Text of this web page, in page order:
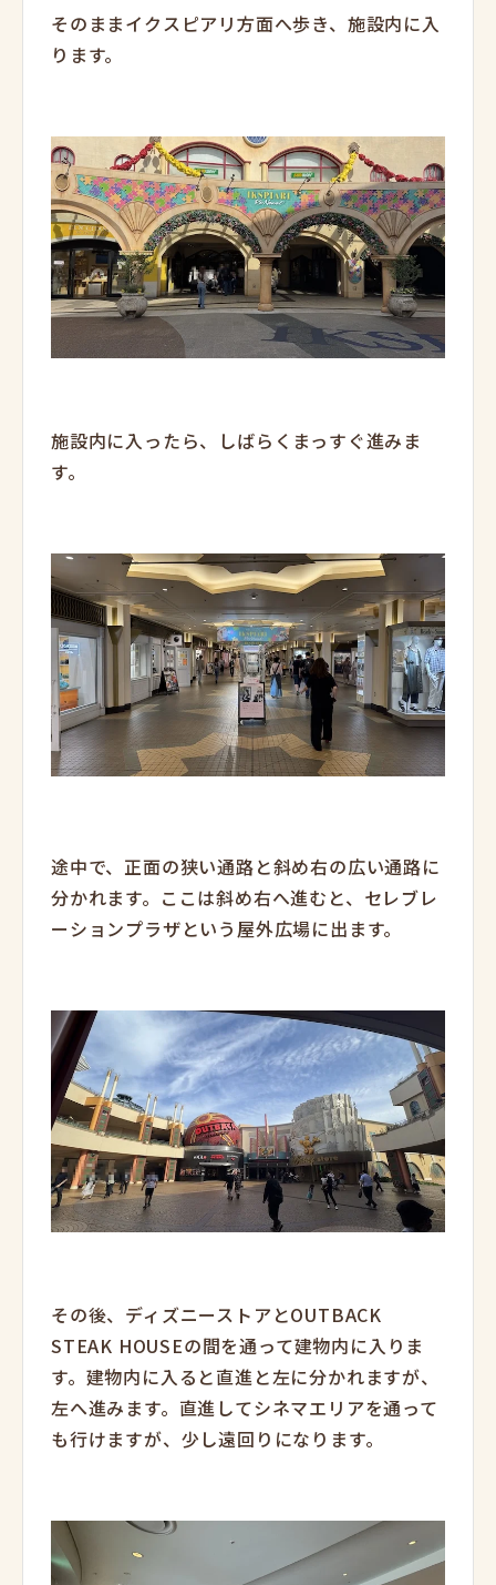
そのままイクスピアリ方面へ歩き、施設内に入
ります。
施設内に入ったら、しばらくまっすぐ進みま
す。
途中で、正面の狭い通路と斜め右の広い通路に
分かれます。ここは斜め右へ進むと、セレブレ
ーションプラザという屋外広場に出ます。
その後、ディズニーストアとOUTBACK
STEAK HOUSEの間を通って建物内に入りま
す。建物内に入ると直進と左に分かれますが、
左へ進みます。直進してシネマエリアを通って
も行けますが、少し遠回りになります。